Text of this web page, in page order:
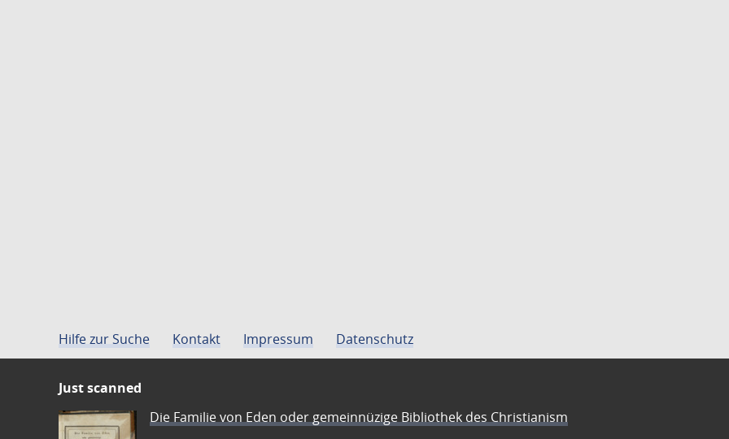
Hilfe zur Suche Kontakt Impressum Datenschutz
Just scanned
Die Familie von Eden oder gemeinnüzige Bibliothek des Christianism